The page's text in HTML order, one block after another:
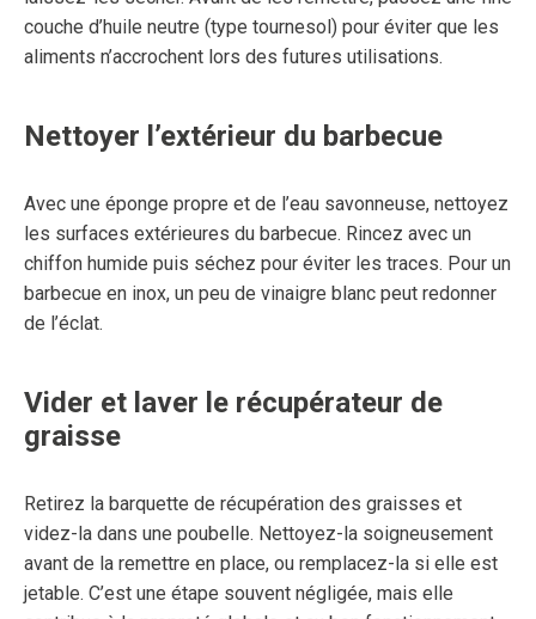
couche d’huile neutre (type tournesol) pour éviter que les
aliments n’accrochent lors des futures utilisations.
Nettoyer l’extérieur du barbecue
Avec une éponge propre et de l’eau savonneuse, nettoyez
les surfaces extérieures du barbecue. Rincez avec un
chiffon humide puis séchez pour éviter les traces. Pour un
barbecue en inox, un peu de vinaigre blanc peut redonner
de l’éclat.
Vider et laver le récupérateur de
graisse
Retirez la barquette de récupération des graisses et
videz-la dans une poubelle. Nettoyez-la soigneusement
avant de la remettre en place, ou remplacez-la si elle est
jetable. C’est une étape souvent négligée, mais elle